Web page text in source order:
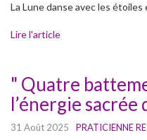
La Lune danse avec les étoiles
Lire l'article
" Quatre
l’énergie
31 Août 2025 PRATICIENNE